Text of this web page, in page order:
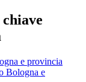
e provincia
Bologna e